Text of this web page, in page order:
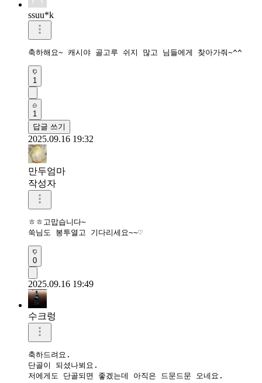
ssuu*k
축하해요~ 캐시야 골고루 쉬지 많고 님들에게 찾아가줘~^^
1
1
답글 쓰기
2025.09.16 19:32
만두엄마
작성자
ㅎㅎ고맙습니다~
쑥님도 봉투열고 기다리세요~~♡
0
2025.09.16 19:49
수크렁
축하드려요.
단골이 되셨나뵈요.
저에게도 단골되면 좋겠는데 아직은 드문드문 오네요.